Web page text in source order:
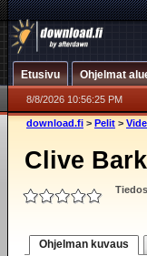
Etusivu Ohjelmat
8/8/2026 10:56:25 PM
download.fi > Pelit >
Clive
Ohjelman kuvaus